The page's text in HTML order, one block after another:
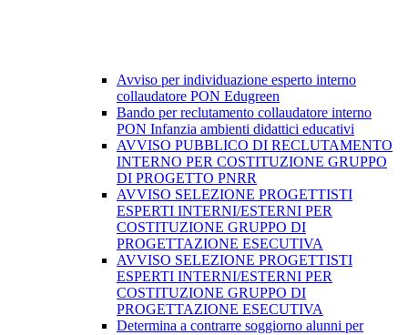
Avviso per individuazione esperto interno
collaudatore PON Edugreen
Bando per reclutamento collaudatore interno
PON Infanzia ambienti didattici educativi
AVVISO PUBBLICO DI RECLUTAMENTO
INTERNO PER COSTITUZIONE GRUPPO
DI PROGETTO PNRR
AVVISO SELEZIONE PROGETTISTI
ESPERTI INTERNI/ESTERNI PER
COSTITUZIONE GRUPPO DI
PROGETTAZIONE ESECUTIVA
AVVISO SELEZIONE PROGETTISTI
ESPERTI INTERNI/ESTERNI PER
COSTITUZIONE GRUPPO DI
PROGETTAZIONE ESECUTIVA
Determina a contrarre soggiorno alunni per